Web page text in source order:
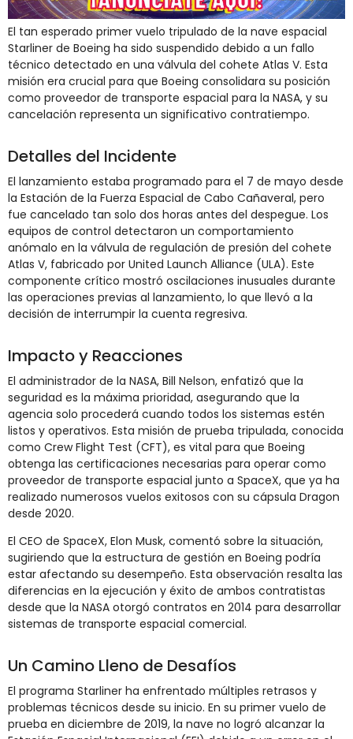
El tan esperado primer vuelo tripulado de la nave espacial
Starliner de Boeing ha sido suspendido debido a un fallo
técnico detectado en una válvula del cohete Atlas V. Esta
misión era crucial para que Boeing consolidara su posición
como proveedor de transporte espacial para la NASA, y su
cancelación representa un significativo contratiempo.
Detalles del Incidente
El lanzamiento estaba programado para el 7 de mayo desde
la Estación de la Fuerza Espacial de Cabo Cañaveral, pero
fue cancelado tan solo dos horas antes del despegue. Los
equipos de control detectaron un comportamiento
anómalo en la válvula de regulación de presión del cohete
Atlas V, fabricado por United Launch Alliance (ULA). Este
componente crítico mostró oscilaciones inusuales durante
las operaciones previas al lanzamiento, lo que llevó a la
decisión de interrumpir la cuenta regresiva.
Impacto y Reacciones
El administrador de la NASA, Bill Nelson, enfatizó que la
seguridad es la máxima prioridad, asegurando que la
agencia solo procederá cuando todos los sistemas estén
listos y operativos. Esta misión de prueba tripulada, conocida
como Crew Flight Test (CFT), es vital para que Boeing
obtenga las certificaciones necesarias para operar como
proveedor de transporte espacial junto a SpaceX, que ya ha
realizado numerosos vuelos exitosos con su cápsula Dragon
desde 2020.
El CEO de SpaceX, Elon Musk, comentó sobre la situación,
sugiriendo que la estructura de gestión en Boeing podría
estar afectando su desempeño. Esta observación resalta las
diferencias en la ejecución y éxito de ambos contratistas
desde que la NASA otorgó contratos en 2014 para desarrollar
sistemas de transporte espacial comercial.
Un Camino Lleno de Desafíos
El programa Starliner ha enfrentado múltiples retrasos y
problemas técnicos desde su inicio. En su primer vuelo de
prueba en diciembre de 2019, la nave no logró alcanzar la